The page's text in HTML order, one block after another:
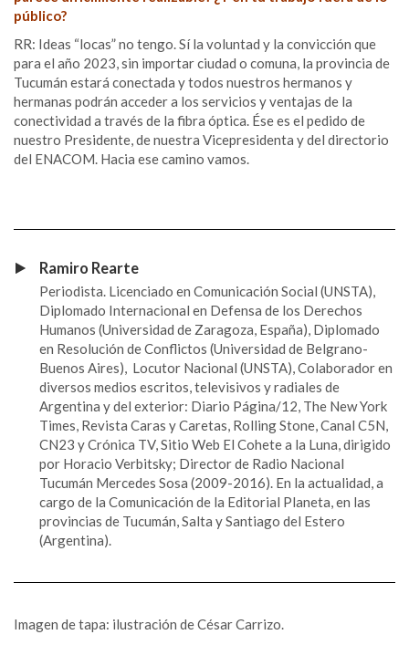
público?
RR: Ideas “locas” no tengo. Sí la voluntad y la convicción que
para el año 2023, sin importar ciudad o comuna, la provincia de
Tucumán estará conectada y todos nuestros hermanos y
hermanas podrán acceder a los servicios y ventajas de la
conectividad a través de la fibra óptica. Ése es el pedido de
nuestro Presidente, de nuestra Vicepresidenta y del directorio
del ENACOM. Hacia ese camino vamos.
Ramiro Rearte
Periodista. Licenciado en Comunicación Social (UNSTA),
Diplomado Internacional en Defensa de los Derechos
Humanos (Universidad de Zaragoza, España), Diplomado
en Resolución de Conflictos (Universidad de Belgrano-
Buenos Aires), Locutor Nacional (UNSTA), Colaborador en
diversos medios escritos, televisivos y radiales de
Argentina y del exterior: Diario Página/12, The New York
Times, Revista Caras y Caretas, Rolling Stone, Canal C5N,
CN23 y Crónica TV, Sitio Web El Cohete a la Luna, dirigido
por Horacio Verbitsky; Director de Radio Nacional
Tucumán Mercedes Sosa (2009-2016). En la actualidad, a
cargo de la Comunicación de la Editorial Planeta, en las
provincias de Tucumán, Salta y Santiago del Estero
(Argentina).
Imagen de tapa: ilustración de César Carrizo.